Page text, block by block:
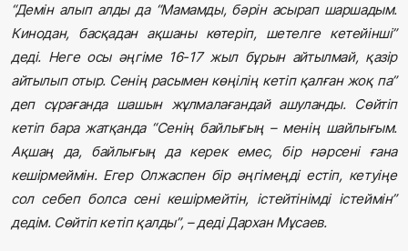
“Демін алып алды да “Мамамды, бәрін асырап шаршадым.
Кинодан, басқадан ақшаны көтеріп, шетелге кетейінші”
деді. Неге осы әңгіме 16-17 жыл бұрын айтылмай, қазір
айтылып отыр. Сенің расымен көңілің кетіп қалған жоқ па”
деп сұрағанда шашын жұлмалағандай ашуланды. Сөйтіп
кетіп бара жатқанда “Сенің байлығың – менің шайлығым.
Ақшаң да, байлығың да керек емес, бір нәрсені ғана
кешірмеймін. Егер Олжаспен бір әңгімеңді естіп, кетуіңе
сол себеп болса сені кешірмейтін, істейтінімді істеймін”
дедім. Сөйтіп кетіп қалды”, – деді Дархан Мұсаев.